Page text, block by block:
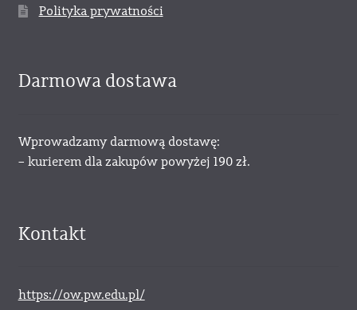
Polityka prywatności
Darmowa dostawa
Wprowadzamy darmową dostawę:
– kurierem dla zakupów powyżej 190 zł.
Kontakt
https://ow.pw.edu.pl/